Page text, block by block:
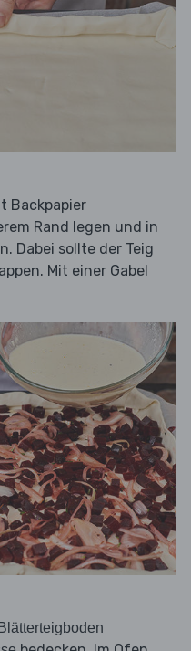
Backpapier
Rand legen und in
Dabei sollte der Teig
Mit einer Gabel
Blätterteigboden